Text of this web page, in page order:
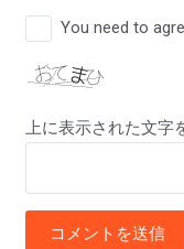
You need to
上に表示された文字
コメントを送信